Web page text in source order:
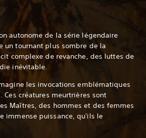
autonome de la série légendaire
un tournant plus sombre de la
complexe de revanche, des luttes de
inévitable.
les invocations emblématiques
Ces créatures meurtrières sont
Maîtres, des hommes et des femmes
immense puissance, qu'ils le